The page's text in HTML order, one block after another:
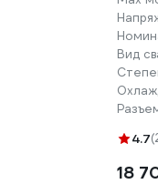
Вид
4.7
18